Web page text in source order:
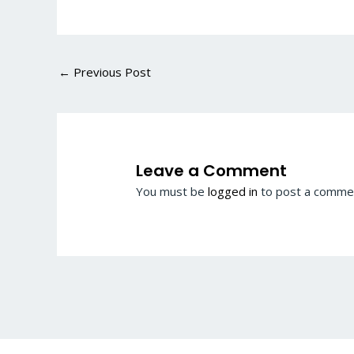
← Previous Post
Leave a Comment
You must belogged in to post a